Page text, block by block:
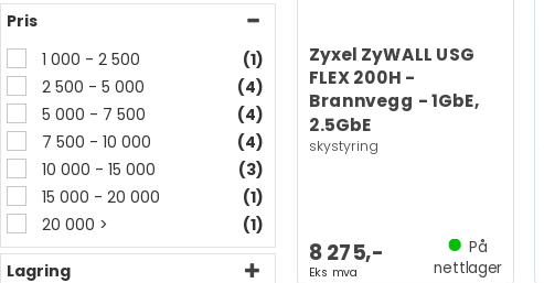
Pris
1 000 - 2 500
(1)
2 500 - 5 000
(4)
5 000 - 7 500
(4)
7 500 - 10 000
(4)
10 000 - 15 000
(3)
15 000 - 20 000
(1)
20 000 >
(1)
Lagring
Zyxel ZyWALL USG
FLEX 200H -
Brannvegg - 1GbE,
2.5GbE
skystyring
8 275,-
Eks mva
På
nettlager